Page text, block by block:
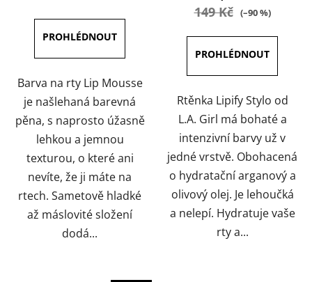
5,0
z
5
hvězdiček.
Barva na rty Lip Mousse
je našlehaná barevná
pěna, s naprosto úžasně
lehkou a jemnou
texturou, o které ani
nevíte, že ji máte na
rtech. Sametově hladké
až máslovité složení
dodá...
je
5
hvězdiček.
149 Kč (–90 %)
Rtěnka Lipify Stylo od
L.A. Girl má bohaté a
intenzivní barvy už v
jedné vrstvě. Obohacená
o hydratační arganový a
olivový olej. Je lehoučká
a nelepí. Hydratuje vaše
rty a...